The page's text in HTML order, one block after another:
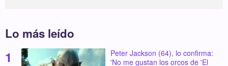
Lo más leído
Peter Jackson (64), lo confirma:
'No me gustan los orcos de 'El